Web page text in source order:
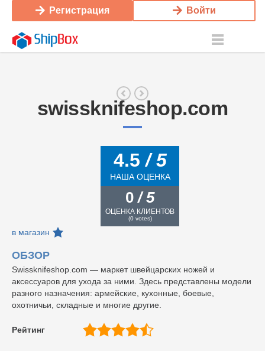
Регистрация Войти
swissknifeshop.com
4.5/ 5
НАША ОЦЕНКА
0 / 5
ОЦЕНКА КЛИЕНТОВ
(0votes)
в магазин
ОБЗОР
Swissknifeshop.com — маркет швейцарских ножей и
аксессуаров для ухода за ними. Здесь представлены модели
разного назначения: армейские, кухонные, боевые,
охотничьи, складные и многие другие.
Рейтинг